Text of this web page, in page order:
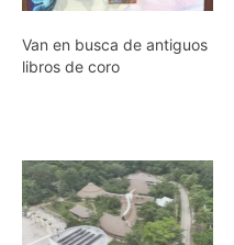
Van en busca de antiguos
libros de coro